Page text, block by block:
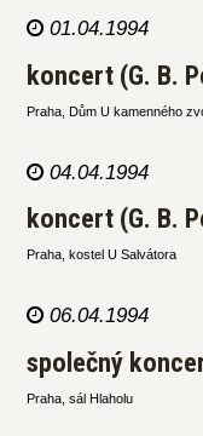
01.04.1994
koncert (G. B.
Praha, Dům U kamenného
04.04.1994
koncert (G. B.
Praha, kostel U Salvátora
06.04.1994
společný
Praha, sál Hlaholu